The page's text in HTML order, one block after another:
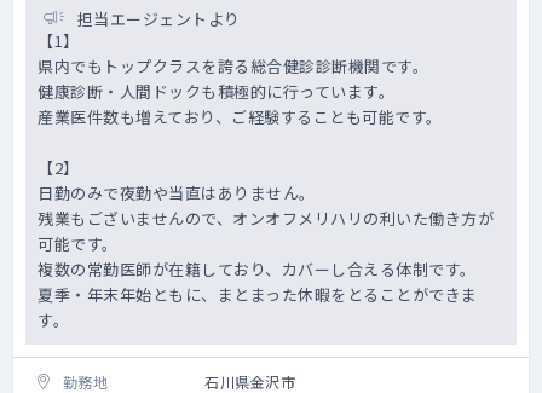
して解決し製品価値の最大化に貢献する。
(EE)/その他医療関係者からの研究サポートや
医学的・科学的ニーズを満たすための情報を
社内外のステークホルダーに提供する。
・担当疾患領域におけるEEを特定し，適切に
改訂する。
切なEE engagement plan を策定する。
2 GBP/ICP と一貫したEE engagement plan
・EE から担当製品に関するサイエンティフィ
ックインサイトを得るために，Scientific
担当エージェントより
【1】
県内でもトップクラスを誇る総合健診診断機関です。
健康診断・人間ドックも積極的に行っています。
産業医件数も増えており、ご経験することも可能です。
【2】
日勤のみで夜勤や当直はありません。
残業もございませんので、オンオフメリハリの利いた働き方が
可能です。
複数の常勤医師が在籍しており、カバーし合える体制です。
夏季・年末年始ともに、まとまった休暇をとることができま
す。
勤務地 石川県金沢市